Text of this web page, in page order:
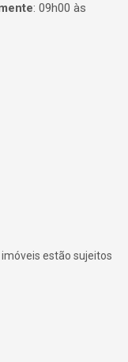
: 09h00 às
estão sujeitos